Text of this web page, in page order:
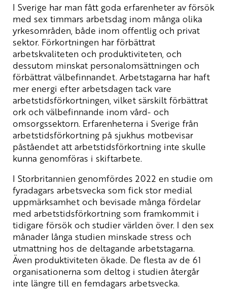
I Sverige har man fått goda erfarenheter av försök
med sex timmars arbetsdag inom många olika
yrkesområden, både inom offentlig och privat
sektor. Förkortningen har förbättrat
arbetskvaliteten och produktiviteten, och
dessutom minskat personalomsättningen och
förbättrat välbefinnandet. Arbetstagarna har haft
mer energi efter arbetsdagen tack vare
arbetstidsförkortningen, vilket särskilt förbättrat
ork och välbefinnande inom vård- och
omsorgssektorn. Erfarenheterna i Sverige från
arbetstidsförkortning på sjukhus motbevisar
påståendet att arbetstidsförkortning inte skulle
kunna genomföras i skiftarbete.
I Storbritannien genomfördes 2022 en studie om
fyradagars arbetsvecka som fick stor medial
uppmärksamhet och bevisade många fördelar
med arbetstidsförkortning som framkommit i
tidigare försök och studier världen över. I den sex
månader långa studien minskade stress och
utmattning hos de deltagande arbetstagarna.
Även produktiviteten ökade. De flesta av de 61
organisationerna som deltog i studien återgår
inte längre till en femdagars arbetsvecka.